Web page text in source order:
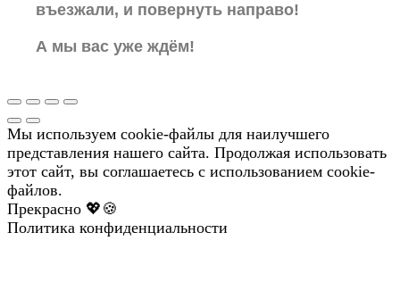
въезжали, и повернуть направо!
А мы вас уже ждём!
Мы используем cookie-файлы для наилучшего
представления нашего сайта. Продолжая использовать
этот сайт, вы соглашаетесь с использованием cookie-
файлов.
Прекрасно 💖🍪
Политика конфиденциальности